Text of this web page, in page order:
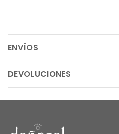
ENVÍOS
DEVOLUCIONES